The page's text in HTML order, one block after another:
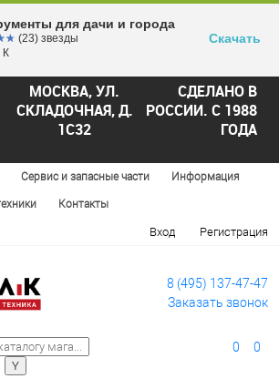
МОСКВА, УЛ.
СКЛАДОЧНАЯ, Д.
1С32
СДЕЛАНО В
РОССИИ. С 1988
ГОДА
Сервис и запасные части Информация
Контакты
Вход Регистрация
8 (495) 137-47-47
Заказать звонок
0 0
для дачи и города
(23) звезды
К
Скачать